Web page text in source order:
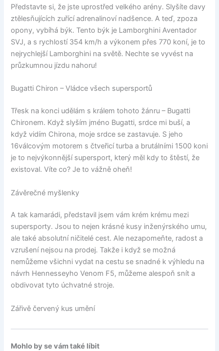
Představte si, že jste uprostřed velkého arény. Slyšíte davy
ztělesňujících zuřící adrenalinoví nadšence. A teď, zpoza
opony, vybíhá býk. Tento býk je Lamborghini Aventador
SVJ, a s rychlostí 354 km/h a výkonem přes 770 koní, je to
nejrychlejší Lamborghini na světě. Nechte se vyvést na
průzkumnou jízdu nahoru!
Bugatti Chiron – Vládce všech supersportů
Třesk na konci udělám s králem tohoto žánru – Bugatti
Chironem. Když slyším jméno Bugatti, srdce mi buší, a
když vidím Chirona, moje srdce se zastavuje. S jeho
16válcovým motorem s čtveřicí turba a brutálními 1500 koni
je to nejvýkonnější supersport, který měl kdy to štěstí, že
existoval. Víte co? Je to vážně oheň!
Závěrečné myšlenky
A tak kamarádi, představil jsem vám krém krému mezi
supersporty. Jsou to nejen krásné kusy inženýrského umu,
ale také absolutní ničitelé cest. Ale nezapomeňte, radost a
vzrušení nejsou na prodej. Takže i když se možná
nemůžeme všichni vydat na cestu se snadné k výhledu na
návrh Hennesseyho Venom F5, můžeme alespoň snít a
obdivovat tyto úchvatné stroje.
Zářivě červený kus umění
Mohlo by se vám také líbit